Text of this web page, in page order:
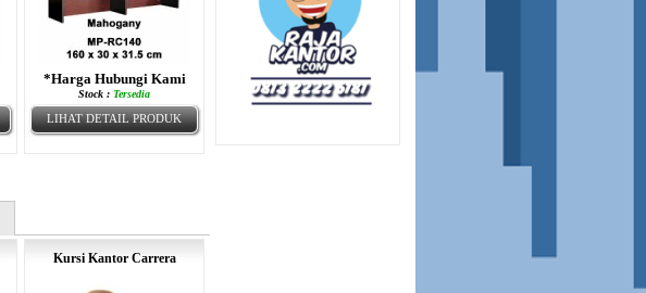
*Harga Hubungi Kami
Stock : Tersedia
LIHAT DETAIL PRODUK
Kursi Kantor Carrera